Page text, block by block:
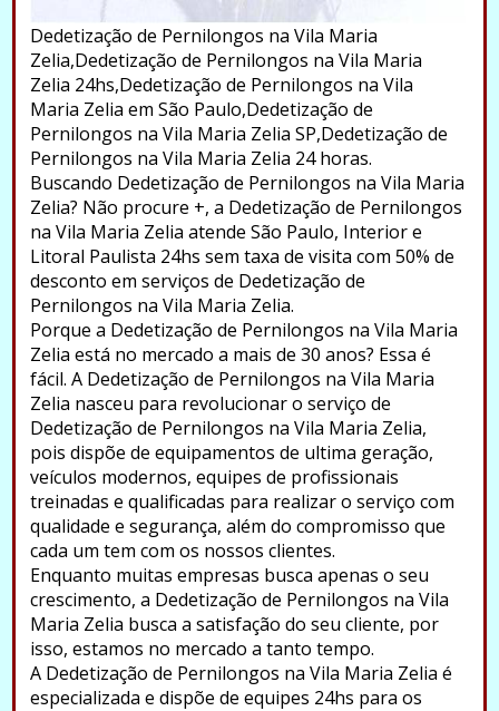
Dedetização de Pernilongos na Vila Maria
Zelia,Dedetização de Pernilongos na Vila Maria
Zelia 24hs,Dedetização de Pernilongos na Vila
Maria Zelia em São Paulo,Dedetização de
Pernilongos na Vila Maria Zelia SP,Dedetização de
Pernilongos na Vila Maria Zelia 24 horas.
Buscando Dedetização de Pernilongos na Vila Maria
Zelia? Não procure +, a Dedetização de Pernilongos
na Vila Maria Zelia atende São Paulo, Interior e
Litoral Paulista 24hs sem taxa de visita com 50% de
desconto em serviços de Dedetização de
Pernilongos na Vila Maria Zelia.
Porque a Dedetização de Pernilongos na Vila Maria
Zelia está no mercado a mais de 30 anos? Essa é
fácil. A Dedetização de Pernilongos na Vila Maria
Zelia nasceu para revolucionar o serviço de
Dedetização de Pernilongos na Vila Maria Zelia,
pois dispõe de equipamentos de ultima geração,
veículos modernos, equipes de profissionais
treinadas e qualificadas para realizar o serviço com
qualidade e segurança, além do compromisso que
cada um tem com os nossos clientes.
Enquanto muitas empresas busca apenas o seu
crescimento, a Dedetização de Pernilongos na Vila
Maria Zelia busca a satisfação do seu cliente, por
isso, estamos no mercado a tanto tempo.
A Dedetização de Pernilongos na Vila Maria Zelia é
especializada e dispõe de equipes 24hs para os